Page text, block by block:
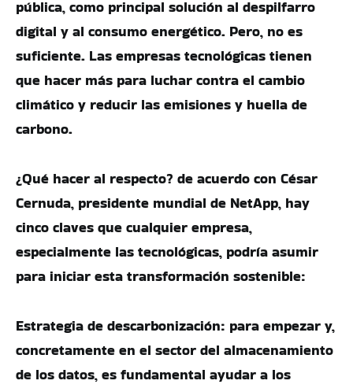
pública, como principal solución al despilfarro
digital y al consumo energético. Pero, no es
suficiente. Las empresas tecnológicas tienen
que hacer más para luchar contra el cambio
climático y reducir las emisiones y huella de
carbono.
¿Qué hacer al respecto? de acuerdo con César
Cernuda, presidente mundial de NetApp, hay
cinco claves que cualquier empresa,
especialmente las tecnológicas, podría asumir
para iniciar esta transformación sostenible:
Estrategia de descarbonización: para empezar y,
concretamente en el sector del almacenamiento
de los datos, es fundamental ayudar a los